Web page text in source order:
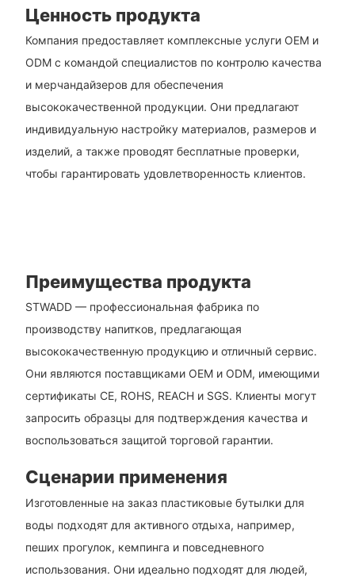
Ценность продукта
Компания предоставляет комплексные услуги OEM и
ODM с командой специалистов по контролю качества
и мерчандайзеров для обеспечения
высококачественной продукции. Они предлагают
индивидуальную настройку материалов, размеров и
изделий, а также проводят бесплатные проверки,
чтобы гарантировать удовлетворенность клиентов.
Преимущества продукта
STWADD — профессиональная фабрика по
производству напитков, предлагающая
высококачественную продукцию и отличный сервис.
Они являются поставщиками OEM и ODM, имеющими
сертификаты CE, ROHS, REACH и SGS. Клиенты могут
запросить образцы для подтверждения качества и
воспользоваться защитой торговой гарантии.
Сценарии применения
Изготовленные на заказ пластиковые бутылки для
воды подходят для активного отдыха, например,
пеших прогулок, кемпинга и повседневного
использования. Они идеально подходят для людей,